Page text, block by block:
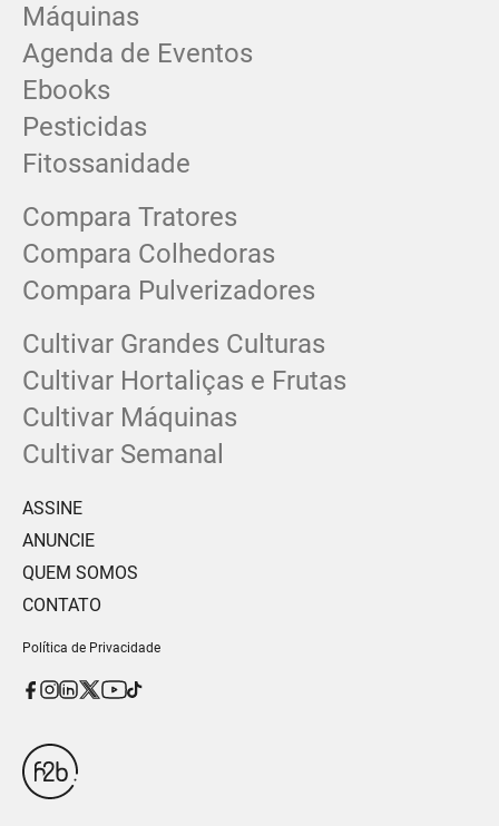
Máquinas
Agenda de Eventos
Ebooks
Pesticidas
Fitossanidade
Compara Tratores
Compara Colhedoras
Compara Pulverizadores
Cultivar Grandes Culturas
Cultivar Hortaliças e Frutas
Cultivar Máquinas
Cultivar Semanal
ASSINE
ANUNCIE
QUEM SOMOS
CONTATO
Política de Privacidade